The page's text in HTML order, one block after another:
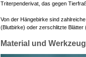
Triterpenderivat, das gegen
Von der Hängebirke sind
(Blutbirke) oder zerschlitzte Blätter
Material und Werkzeug